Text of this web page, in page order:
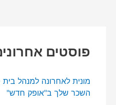
פוסטים
מונית לאחרונה למנהל
השכר שלך ב"אופק חדש"
ל
י
נ